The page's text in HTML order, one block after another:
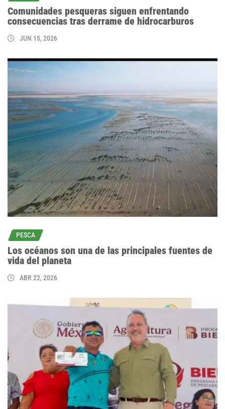
Comunidades pesqueras siguen enfrentando
consecuencias tras derrame de hidrocarburos
JUN 15, 2026
PESCA
Los océanos son una de las principales fuentes de
vida del planeta
ABR 22, 2026